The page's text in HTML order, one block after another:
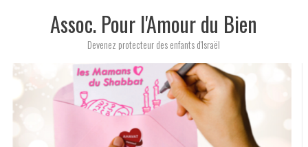
Assoc. Pour l'Amour du Bien
Devenez protecteur des enfants d'Israël